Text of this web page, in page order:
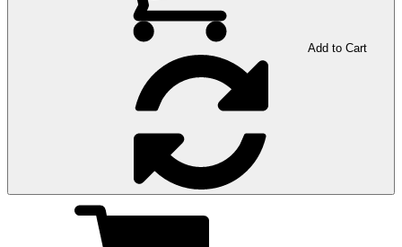
Add to Cart